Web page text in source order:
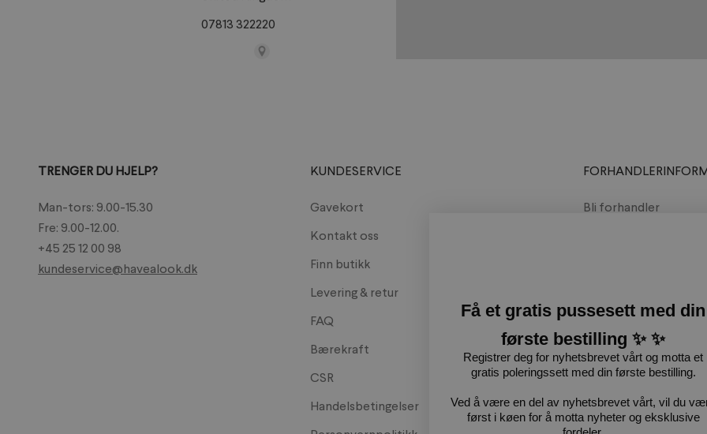
07813 322220
Nailsworth, GL6 0BL
TRENGER DU HJELP?
Man-tors: 9.00-15.30
Fre: 9.00-12.00.
+45 25 12 00 98
kundeservice@havealook.dk
KUNDESERVICE
Gavekort
Kontakt oss
Finn butikk
Levering & retur
FAQ
Bærekraft
CSR
Handelsbetingelser
Bli forhandler
Få et gratis pussesett med din
første bestilling ✨ ✨
Registrer deg for nyhetsbrevet vårt og motta et
gratis poleringssett med din første bestilling.
Ved å være en del av nyhetsbrevet vårt, vil du
først i køen for å motta nyheter og eksklusive